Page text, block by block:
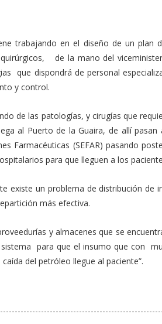
trabajando en el diseño de un plan
de la mano del
que dispondrá de personal
y control.
de las patologías, y cirugías que
al Puerto de la Guaira, de allí
Farmacéuticas (SEFAR) pasando
para que lleguen a los
existe un problema de distribución
más efectiva.
y almacenes que se
para que el insumo que con
del petróleo llegue al paciente”.